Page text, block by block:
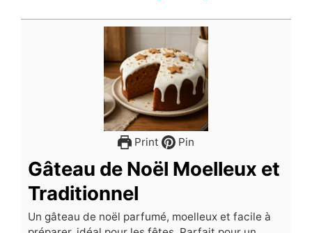
Print Pin
Gâteau de Noël Moelleux et
Traditionnel
Un gâteau de noël parfumé, moelleux et facile à